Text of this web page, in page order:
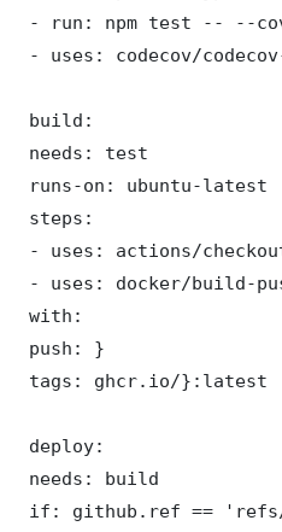
- run: npm test -- --
- uses: codecov/
build:
needs: test
runs-on: ubuntu-latest
steps:
- uses: actions/
- uses: docker/build-
with:
push: }
tags: ghcr.io/}:latest
deploy:
needs: build
if: github.ref == 'refs/